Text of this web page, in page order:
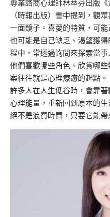
專業諮商心理師林萃芬出版《
（時報出版）書中提到，觀
一面鏡子。喜愛的特質，可
也可能是自己缺乏、渴望獲
程中，常透過詢問來探索當
他們喜歡哪些角色、欣賞哪
案往往就是心理療癒的起點。
許多人在人生低谷時，會靠
心理能量，重新回到原本的
絕不是浪費時間，只要它能